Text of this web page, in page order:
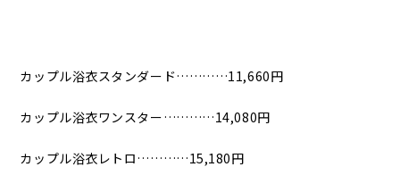
カップル浴衣スタンダード…………11,660円
カップル浴衣ワンスター…………14,080円
カップル浴衣レトロ…………15,180円